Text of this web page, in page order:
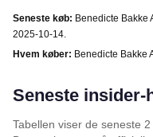
Seneste køb: Benedicte Bakke
2025-10-14.
Hvem køber: Benedicte Bakke
Seneste insider-
Tabellen viser de seneste